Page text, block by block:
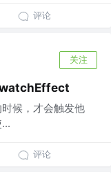
评论
关注
候，才会触发他
评论